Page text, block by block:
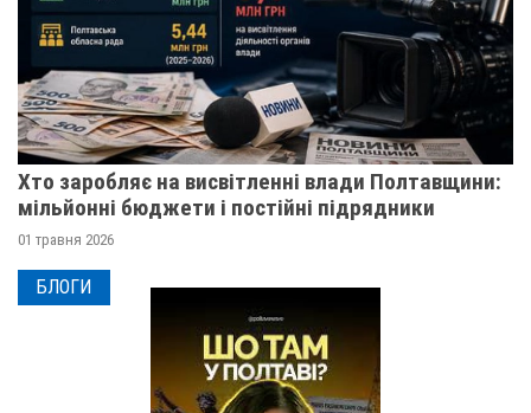
Хто заробляє на висвітленні влади Полтавщини:
мільйонні бюджети і постійні підрядники
01 травня 2026
БЛОГИ